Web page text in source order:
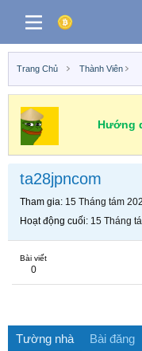
Trang Chủ Thành Viên
Hướng
ta28jpncom
Tham gia 15 Tháng tám
Hoạt động cuối 15 Tháng
Bài viết
0
Tường nhà Bài đăng